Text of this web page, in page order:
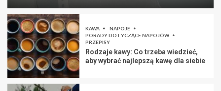
KAWA
NAPOJE
PORADY DOTYCZĄCE NAPOJÓW
PRZEPISY
Rodzaje kawy: Co trzeba wiedzieć,
aby wybrać najlepszą kawę dla siebie